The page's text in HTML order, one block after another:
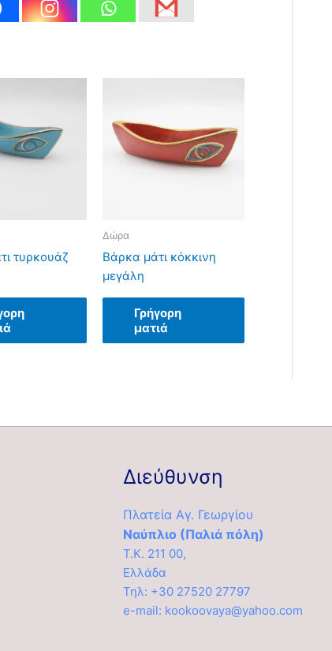
τυρκουάζ
Δώρα
Βάρκα μάτι κόκκινη
μεγάλη
Γρήγορη
ματιά
Διεύθυνση
Πλατεία Αγ. Γεωργίου
Ναύπλιο (Παλιά πόλη)
Τ.Κ. 211 00,
Ελλάδα
Τηλ: +30 27520 27797
e-mail: kookoovaya@yahoo.com